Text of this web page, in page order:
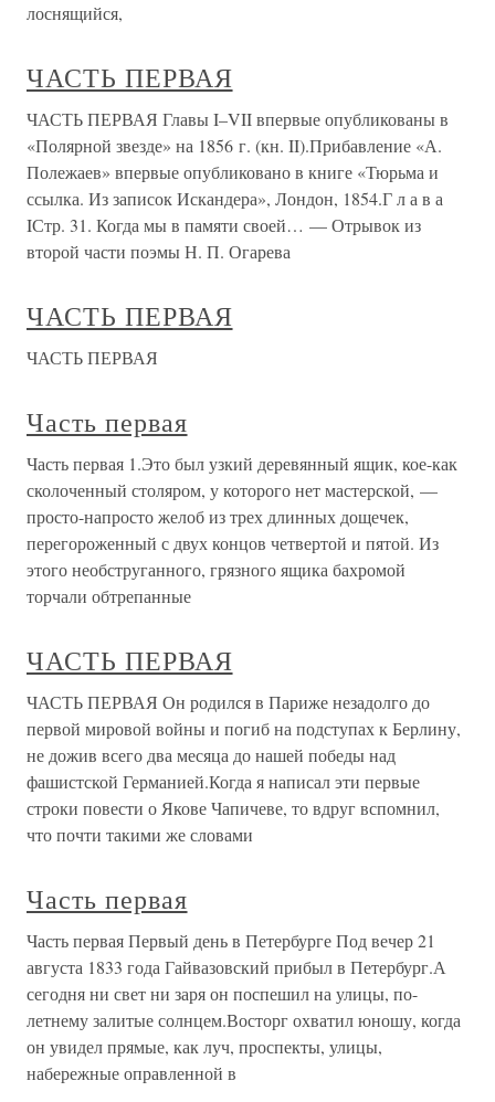
лоснящийся,
ЧАСТЬ ПЕРВАЯ
ЧАСТЬ ПЕРВАЯ Главы I–VII впервые опубликованы в
«Полярной звезде» на 1856 г. (кн. II).Прибавление «А.
Полежаев» впервые опубликовано в книге «Тюрьма и
ссылка. Из записок Искандера», Лондон, 1854.Г л а в а
IСтр. 31. Когда мы в памяти своей… — Отрывок из
второй части поэмы Н. П. Огарева
ЧАСТЬ ПЕРВАЯ
ЧАСТЬ ПЕРВАЯ
Часть первая
Часть первая 1.Это был узкий деревянный ящик, кое-как
сколоченный столяром, у которого нет мастерской, —
просто-напросто желоб из трех длинных дощечек,
перегороженный с двух концов четвертой и пятой. Из
этого необструганного, грязного ящика бахромой
торчали обтрепанные
ЧАСТЬ ПЕРВАЯ
ЧАСТЬ ПЕРВАЯ Он родился в Париже незадолго до
первой мировой войны и погиб на подступах к Берлину,
не дожив всего два месяца до нашей победы над
фашистской Германией.Когда я написал эти первые
строки повести о Якове Чапичеве, то вдруг вспомнил,
что почти такими же словами
Часть первая
Часть первая Первый день в Петербурге Под вечер 21
августа 1833 года Гайвазовский прибыл в Петербург.А
сегодня ни свет ни заря он поспешил на улицы, по-
летнему залитые солнцем.Восторг охватил юношу, когда
он увидел прямые, как луч, проспекты, улицы,
набережные оправленной в